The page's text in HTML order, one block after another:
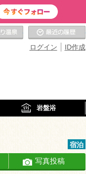
ID作成
ログイン
お気に入りの温泉
岩盤浴
宿泊
写真投稿